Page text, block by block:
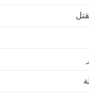
المعادي
وتفصيلا